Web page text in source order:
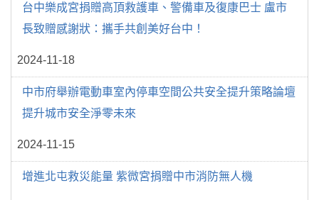
台中樂成宮捐贈高頂救護車、警備車及復康巴士 盧市
長致贈感謝狀：攜手共創美好台中！
2024-11-18
中市府舉辦電動車室內停車空間公共安全提升策略論壇
提升城市安全淨零未來
2024-11-15
增進北屯救災能量 紫微宮捐贈中市消防無人機